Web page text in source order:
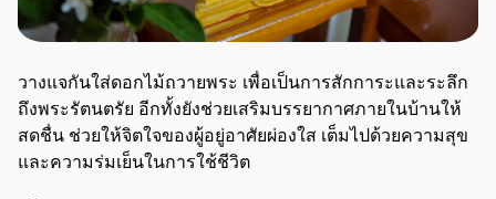
วางแจกันใส่ดอกไม้ถวายพระ เพื่อเป็นการสักการะและระลึก
ถึงพระรัตนตรัย อีกทั้งยังช่วยเสริมบรรยากาศภายในบ้านให้
สดชื่น ช่วยให้จิตใจของผู้อยู่อาศัยผ่องใส เต็มไปด้วยความสุข
และความร่มเย็นในการใช้ชีวิต